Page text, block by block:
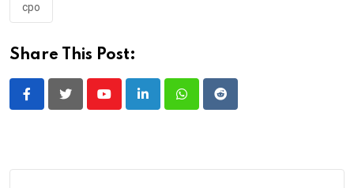
cpo
Share This Post:
YoutubeLinkedInWhatsappReddit